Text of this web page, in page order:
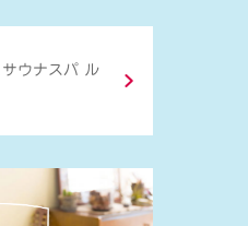
サウナスパ ル